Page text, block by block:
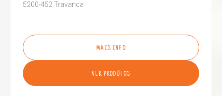
5200-452 Travanca
MAIS INFO
VER PRODUTOS